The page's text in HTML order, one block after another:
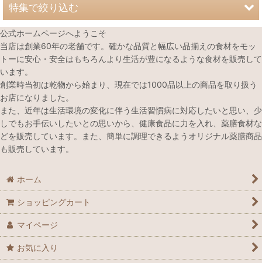
特集で絞り込む
春のオススメ薬膳食材
夏のオススメ薬膳食材
秋のオススメ薬膳食材
冬のオススメ薬膳食材
心を癒したい時のおすすめ薬膳食材
ぐっすり寝たいときのおすすめ薬膳食材
美容におすすめ薬膳食材
公式ホームページへようこそ
当店は創業60年の老舗です。確かな品質と幅広い品揃えの食材をモッ
トーに安心・安全はもちろんより生活が豊になるような食材を販売して
います。
創業時当初は乾物から始まり、現在では1000品以上の商品を取り扱う
お店になりました。
また、近年は生活環境の変化に伴う生活習慣病に対応したいと思い、少
しでもお手伝いしたいとの思いから、健康食品に力を入れ、薬膳食材な
どを販売しています。また、簡単に調理できるようオリジナル薬膳商品
も販売しています。
ホーム
ショッピングカート
マイページ
お気に入り